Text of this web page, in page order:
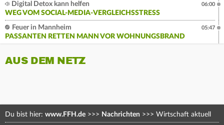
Digital Detox kann helfen
WEG VOM SOCIAL-MEDIA-VERGLEICHSSTRESS
06:00
Feuer in Mannheim
PASSANTEN RETTEN MANN VOR WOHNUNGSBRAND
05:47
AUS DEM NETZ
Du bist hier: www.FFH.de >>> Nachrichten >>> Wirtschaft aktuell